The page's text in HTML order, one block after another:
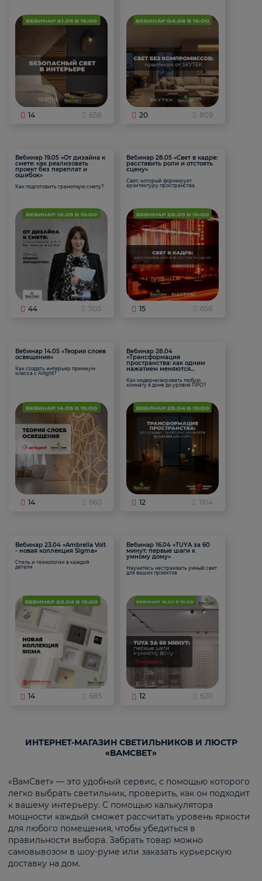
14 658 20 809
Вебинар 19.05 «От дизайна к
смете: как реализовать
проект без переплат и
ошибок»
Как подготовить грамотную смету?
44 1105
Вебинар 28.05 «Свет в кадре:
расставить роли и отстоять
сцену»
Свет, который формирует
архитектуру пространства.
15 658
Вебинар 14.05 «Теория слоев
освещения»
Как создать интерьер премиум-
класса с Arlight?
14 660
Вебинар 28.04
«Трансформация
пространства: как одним
нажатием меняются
Как модернизировать любую
комнату в доме до уровня ПРО?
12 1104
Вебинар 23.04 «Ambrella Volt
- новая коллекция Sigma»
Стиль и технологии в каждой
детали
14 685
Вебинар 16.04 «TUYA за 60
минут: первые шаги к
умному дому»
Научитесь настраивать умный свет
для ваших проектов
12 620
ИНТЕРНЕТ-МАГАЗИН СВЕТИЛЬНИКОВ И ЛЮСТР
«ВАМСВЕТ»
«ВамСвет» — это удобный сервис, с помощью которого
легко выбрать светильник, проверить, как он подходит
к вашему интерьеру. С помощью калькулятора
мощности каждый сможет рассчитать уровень яркости
для любого помещения, чтобы убедиться в
правильности выбора. Забрать товар можно
самовывозом в шоу-руме или заказать курьерскую
доставку на дом.